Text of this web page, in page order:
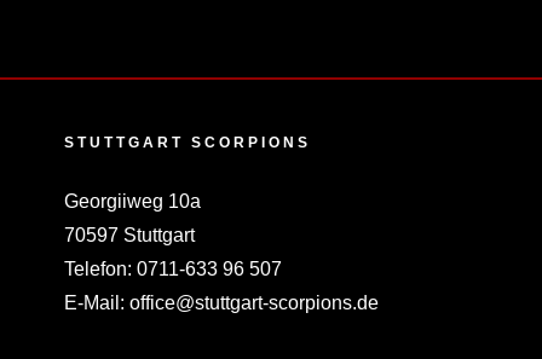
STUTTGART SCORPIONS
Georgiiweg 10a
70597 Stuttgart
Telefon: 0711-633 96 507
E-Mail: office@stuttgart-scorpions.de